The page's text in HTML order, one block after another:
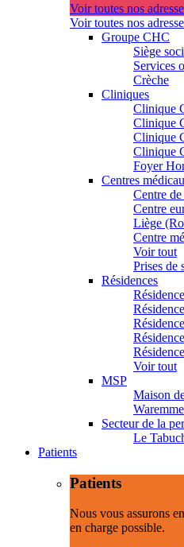
Voir toutes nos
Voir toutes nos
Groupe CHC
Siège
Services
Crèche
Cliniques
Clinique
Clinique
Clinique
Clinique
Foyer
Centres
Centre
Centre
Liège
Centre
Voir tout
Prises de
Résidences
Voir tout
MSP
Maison
Waremme
Secteur de la
Le
Patients
Patients
Nous vous assurons
en charge possible.